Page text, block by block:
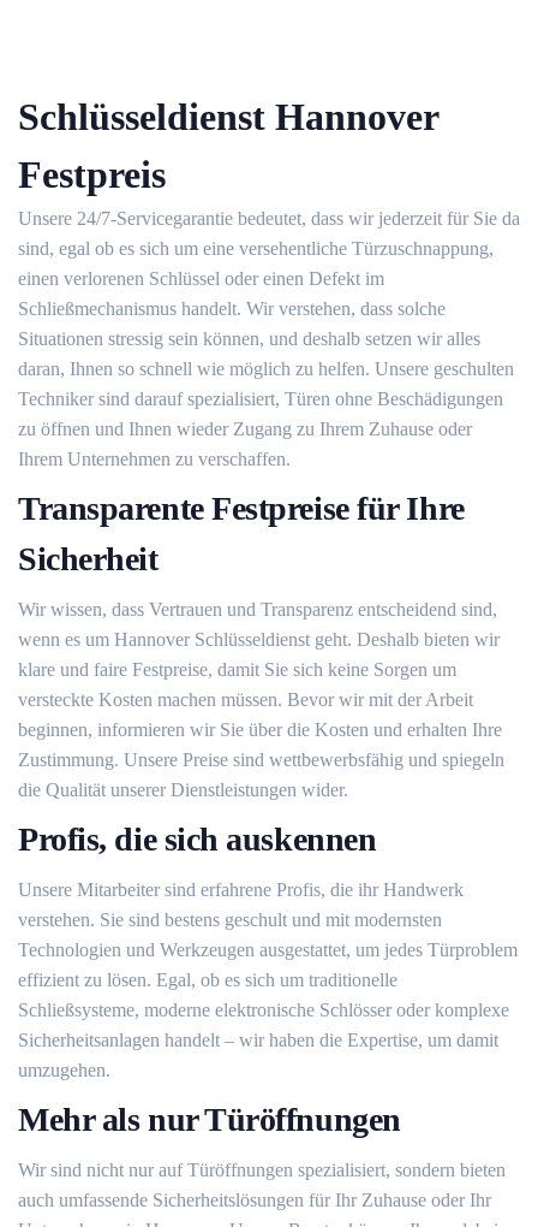
Schlüsseldienst Hannover
Festpreis
Unsere 24/7-Servicegarantie bedeutet, dass wir jederzeit für Sie da
sind, egal ob es sich um eine versehentliche Türzuschnappung,
einen verlorenen Schlüssel oder einen Defekt im
Schließmechanismus handelt. Wir verstehen, dass solche
Situationen stressig sein können, und deshalb setzen wir alles
daran, Ihnen so schnell wie möglich zu helfen. Unsere geschulten
Techniker sind darauf spezialisiert, Türen ohne Beschädigungen
zu öffnen und Ihnen wieder Zugang zu Ihrem Zuhause oder
Ihrem Unternehmen zu verschaffen.
Transparente Festpreise für Ihre
Sicherheit
Wir wissen, dass Vertrauen und Transparenz entscheidend sind,
wenn es um Hannover Schlüsseldienst geht. Deshalb bieten wir
klare und faire Festpreise, damit Sie sich keine Sorgen um
versteckte Kosten machen müssen. Bevor wir mit der Arbeit
beginnen, informieren wir Sie über die Kosten und erhalten Ihre
Zustimmung. Unsere Preise sind wettbewerbsfähig und spiegeln
die Qualität unserer Dienstleistungen wider.
Profis, die sich auskennen
Unsere Mitarbeiter sind erfahrene Profis, die ihr Handwerk
verstehen. Sie sind bestens geschult und mit modernsten
Technologien und Werkzeugen ausgestattet, um jedes Türproblem
effizient zu lösen. Egal, ob es sich um traditionelle
Schließsysteme, moderne elektronische Schlösser oder komplexe
Sicherheitsanlagen handelt – wir haben die Expertise, um damit
umzugehen.
Mehr als nur Türöffnungen
Wir sind nicht nur auf Türöffnungen spezialisiert, sondern bieten
auch umfassende Sicherheitslösungen für Ihr Zuhause oder Ihr